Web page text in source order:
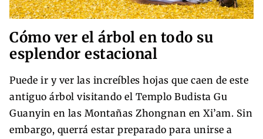
Cómo ver el árbol en todo su
esplendor estacional
Puede ir y ver las increíbles hojas que caen de este
antiguo árbol visitando el Templo Budista Gu
Guanyin en las Montañas Zhongnan en Xi’am. Sin
embargo, querrá estar preparado para unirse a